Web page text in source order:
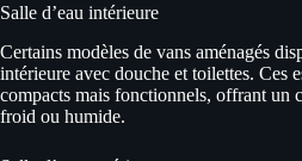
Salle d’eau intérieure
Certains modèles de vans aménagés
intérieure avec douche et toilettes. Ces
compacts mais fonctionnels, offrant un
froid ou humide.